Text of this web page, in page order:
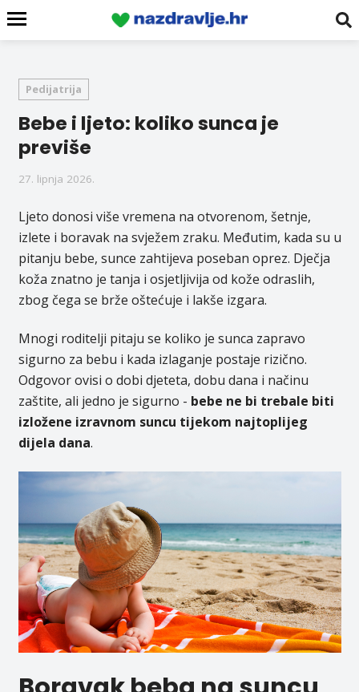
Pedijatrija
Bebe i ljeto: koliko sunca je
previše
27. lipnja 2026.
Ljeto donosi više vremena na otvorenom, šetnje,
izlete i boravak na svježem zraku. Međutim, kada su u
pitanju bebe, sunce zahtijeva poseban oprez. Dječja
koža znatno je tanja i osjetljivija od kože odraslih,
zbog čega se brže oštećuje i lakše izgara.
Mnogi roditelji pitaju se koliko je sunca zapravo
sigurno za bebu i kada izlaganje postaje rizično.
Odgovor ovisi o dobi djeteta, dobu dana i načinu
zaštite, ali jedno je sigurno - bebe ne bi trebale biti
izložene izravnom suncu tijekom najtoplijeg
dijela dana.